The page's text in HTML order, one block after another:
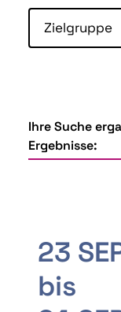
Zielgruppe
Ihre Suche
Ergebnisse:
23
bis